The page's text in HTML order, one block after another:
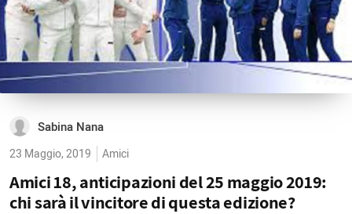
Sabina Nana
23 Maggio, 2019 Amici
Amici 18, anticipazioni del 25 maggio 2019:
chi sarà il vincitore di questa edizione?